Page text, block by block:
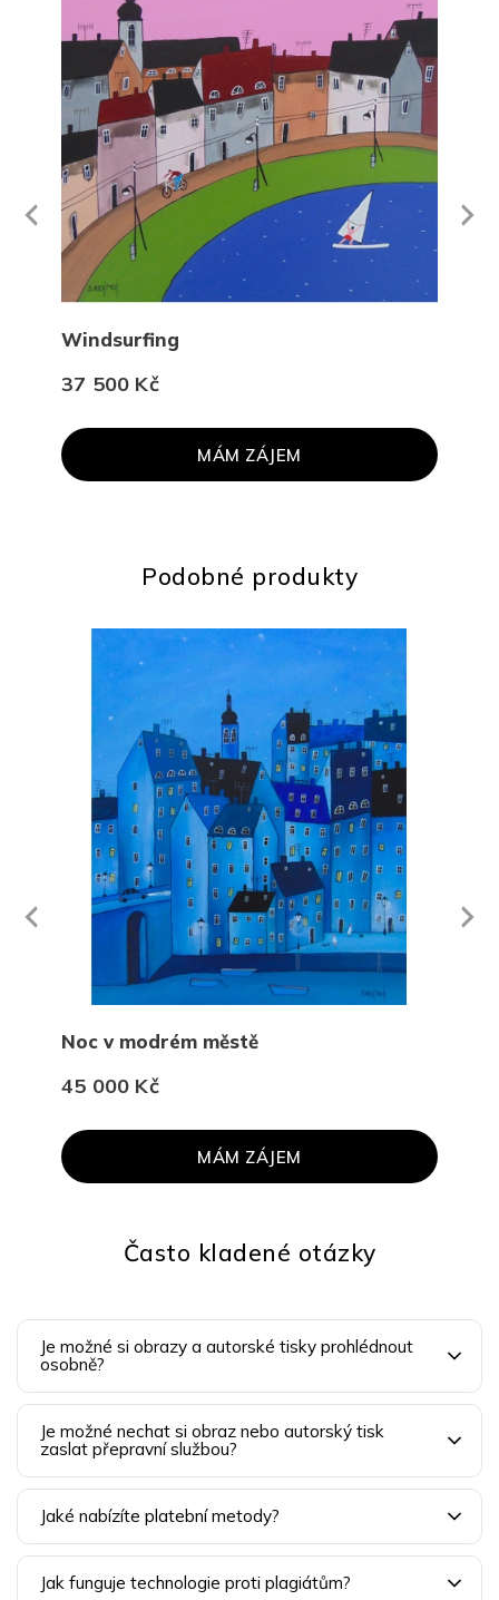
Windsurfing
37 500 Kč
MÁM ZÁJEM
Next
Často kladené otázky
Je možné si obrazy a autorské tisky prohlédnout
osobně?
Je možné nechat si obraz nebo autorský tisk
zaslat přepravní službou?
Jaké nabízíte platební metody?
Jak funguje technologie proti plagiátům?
Podobné produkty
Noc v modrém městě
45 000 Kč
MÁM ZÁJEM
Next